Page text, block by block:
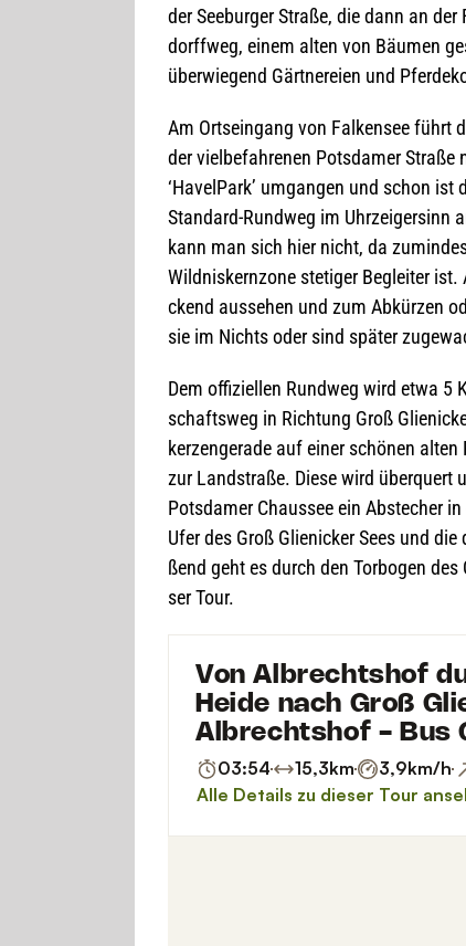
der See­bur­ger Straße, die dann an
dorff­weg, einem alten von Bäu­men
über­wie­gend Gärt­ne­reien und
Am Orts­ein­gang von Fal­ken­see führt
der viel­be­fah­re­nen Pots­da­mer Straße
‘Havel­Park’ umgan­gen und schon
Stan­dard-Rund­weg im Uhr­zei­ger­sinn
kann man sich hier nicht, da
Wild­nis­kern­zone ste­ti­ger Beglei­ter
ckend aus­se­hen und zum Abkür­zen
sie im Nichts oder sind spä­ter
Dem offi­zi­el­len Rund­weg wird etwa
schafts­weg in Rich­tung Groß
ker­zen­ge­rade auf einer schö­nen
zur Land­straße. Diese wird über­quert
Pots­da­mer Chaus­see ein Abste­cher
Ufer des Groß Glie­ni­cker Sees und
ßend geht es durch den Tor­bo­gen
ser Tour.